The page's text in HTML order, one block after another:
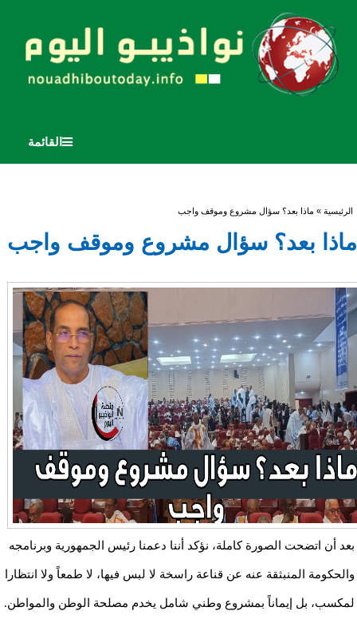
القائمة
أنت هنا
الرئيسية » ماذا بعد؟ سؤال مشروع وموقف واجب
ماذا بعد؟ سؤال مشروع وموقف واجب
بعد أن اتضحت الصورة كاملة، نؤكد أننا دعمنا رئيس الجمهورية وبرنامجه
والحكومة المنبثقة عنه عن قناعة راسخة لا لبس فيها، لا طمعاً ولا انتظارا
لمكسب، بل إيماناً بمشروع وطني شامل يخدم مصلحة الوطن والمواطن.